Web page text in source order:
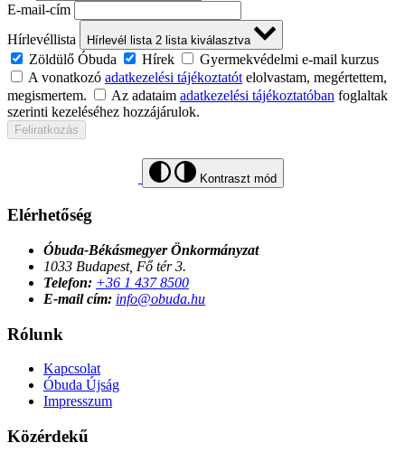
E-mail-cím
Hírlevéllista
Hírlevél lista 2 lista kiválasztva
Zöldülő Óbuda Hírek
Gyermekvédelmi e-mail kurzus
A vonatkozó adatkezelési tájékoztatótelolvastam, megértettem,
megismertem.
Az adataim adatkezelési tájékoztatóban foglaltak
szerinti kezeléséhez hozzájárulok.
Feliratkozás
Kontraszt mód
Elérhetőség
Óbuda-Békásmegyer Önkormányzat
1033 Budapest, Fő tér 3.
Telefon: +36 1 437 8500
E-mail cím: info@obuda.hu
Rólunk
Kapcsolat
Óbuda Újság
Impresszum
Közérdekű